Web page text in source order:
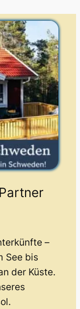
–
See bis
der Küste.